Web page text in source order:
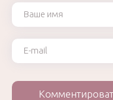
Ваше имя
Ваш e-mail